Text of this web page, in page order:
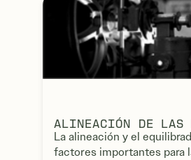
ALINEACIÓN DE LAS
La alineación y el
factores importantes para